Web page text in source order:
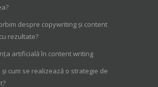
despre copywriting și content
rezultate?
artificială în content writing
și cum se realizează o strategie de